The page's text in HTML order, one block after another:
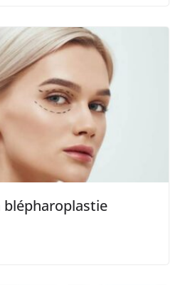
blépharoplastie